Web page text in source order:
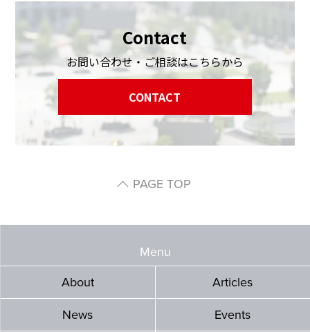
Contact
お問い合わせ・ご相談はこちらから
CONTACT
PAGE TOP
Menu
About
Articles
News Events